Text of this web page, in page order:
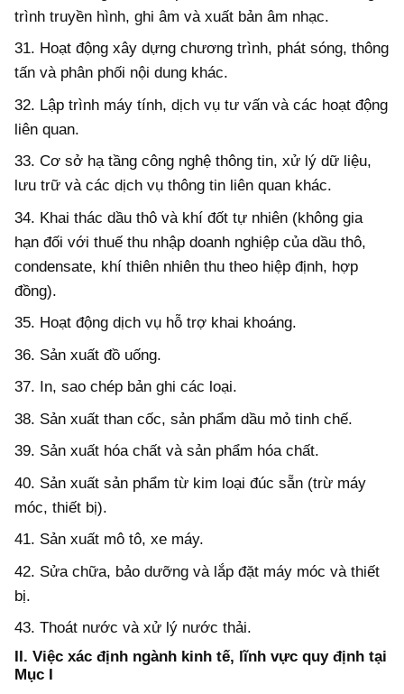
trình truyền hình, ghi âm và xuất bản âm nhạc.
31. Hoạt động xây dựng chương trình, phát sóng, thông
tấn và phân phối nội dung khác.
32. Lập trình máy tính, dịch vụ tư vấn và các hoạt động
liên quan.
33. Cơ sở hạ tầng công nghệ thông tin, xử lý dữ liệu,
lưu trữ và các dịch vụ thông tin liên quan khác.
34. Khai thác dầu thô và khí đốt tự nhiên (không gia
hạn đối với thuế thu nhập doanh nghiệp của dầu thô,
condensate, khí thiên nhiên thu theo hiệp định, hợp
đồng).
35. Hoạt động dịch vụ hỗ trợ khai khoáng.
36. Sản xuất đồ uống.
37. In, sao chép bản ghi các loại.
38. Sản xuất than cốc, sản phẩm dầu mỏ tinh chế.
39. Sản xuất hóa chất và sản phẩm hóa chất.
40. Sản xuất sản phẩm từ kim loại đúc sẵn (trừ máy
móc, thiết bị).
41. Sản xuất mô tô, xe máy.
42. Sửa chữa, bảo dưỡng và lắp đặt máy móc và thiết
bị.
43. Thoát nước và xử lý nước thải.
II. Việc xác định ngành kinh tế, lĩnh vực quy định tại
Mục I